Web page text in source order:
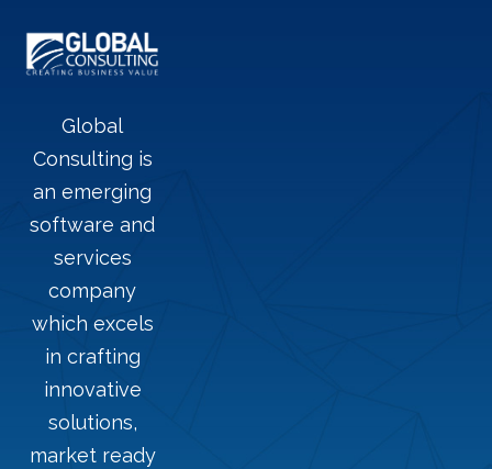
Global
Consulting is
an emerging
software and
services
company
which excels
in crafting
innovative
solutions,
market ready